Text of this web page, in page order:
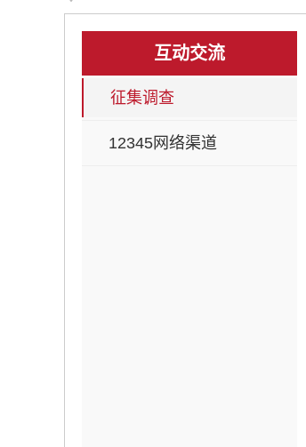
互动交流
征集调查
12345网络渠道